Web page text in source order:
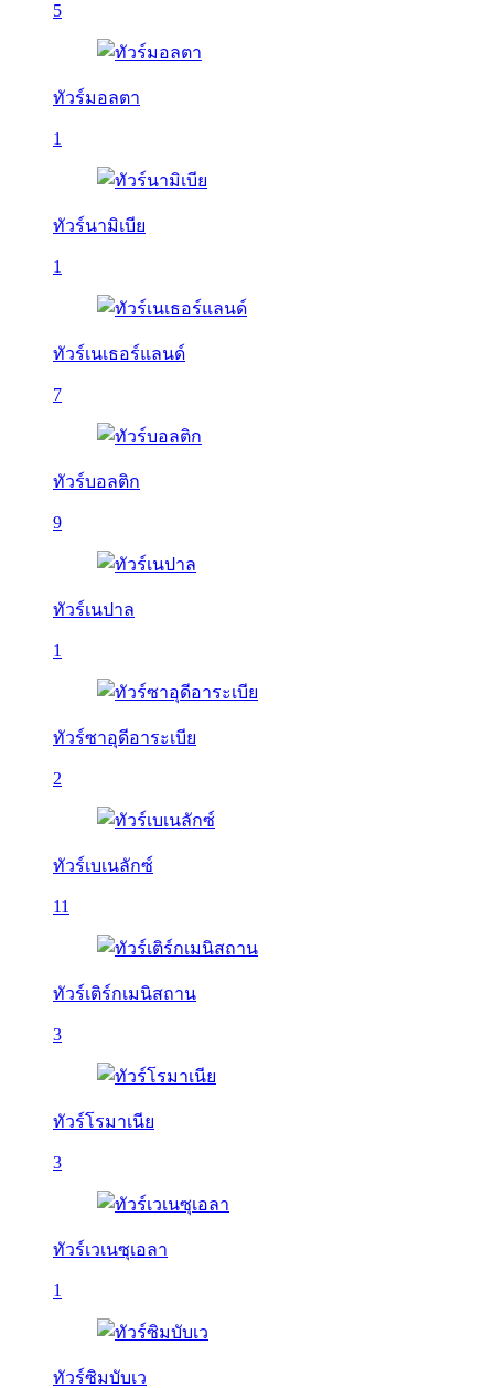
5
ทัวร์มอลตา
1
ทัวร์นามิเบีย
1
ทัวร์เนเธอร์แลนด์
7
ทัวร์บอลติก
9
ทัวร์เนปาล
1
ทัวร์ซาอุดีอาระเบีย
2
ทัวร์เบเนลักซ์
11
ทัวร์เติร์กเมนิสถาน
3
ทัวร์โรมาเนีย
3
ทัวร์เวเนซุเอลา
1
ทัวร์ซิมบับเว